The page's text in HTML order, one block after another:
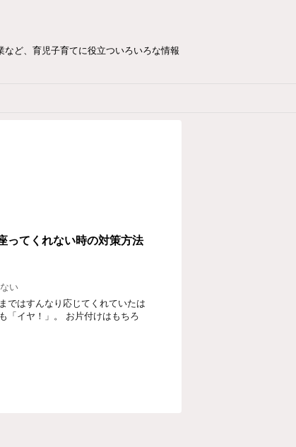
ど、育児子育てに役立ついろいろな情報
ってくれない時の対策方法
い
ではすんなり応じてくれていたは
「イヤ！」。 お片付けはもちろ